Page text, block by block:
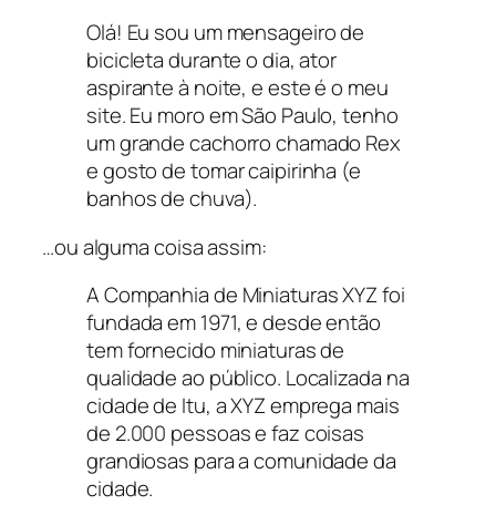
Olá! Eu sou um mensageiro de
bicicleta durante o dia, ator
aspirante à noite, e este é o meu
site. Eu moro em São Paulo, tenho
um grande cachorro chamado Rex
e gosto de tomar caipirinha (e
banhos de chuva).
…ou alguma coisa assim:
A Companhia de Miniaturas XYZ foi
fundada em 1971, e desde então
tem fornecido miniaturas de
qualidade ao público. Localizada na
cidade de Itu, a XYZ emprega mais
de 2.000 pessoas e faz coisas
grandiosas para a comunidade da
cidade.